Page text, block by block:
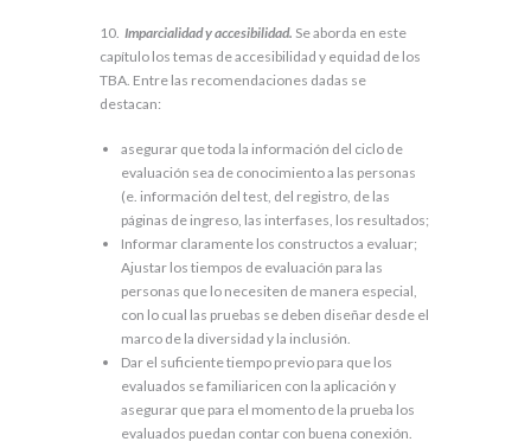
10. Imparcialidad y accesibilidad. Se aborda en este
capítulo los temas de accesibilidad y equidad de los
TBA. Entre las recomendaciones dadas se
destacan:
asegurar que toda la información del ciclo de
evaluación sea de conocimiento a las personas
(e. información del test, del registro, de las
páginas de ingreso, las interfases, los resultados;
Informar claramente los constructos a evaluar;
Ajustar los tiempos de evaluación para las
personas que lo necesiten de manera especial,
con lo cual las pruebas se deben diseñar desde el
marco de la diversidad y la inclusión.
Dar el suficiente tiempo previo para que los
evaluados se familiaricen con la aplicación y
asegurar que para el momento de la prueba los
evaluados puedan contar con buena conexión.